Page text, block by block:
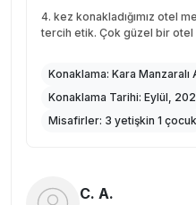
4. kez konakladığımız otel
tercih etik. Çok güzel bir otel
Konaklama: Kara Manzaralı
Konaklama Tarihi: Eylül,
Misafirler: 3 yetişkin 1 çocuk
C. A.